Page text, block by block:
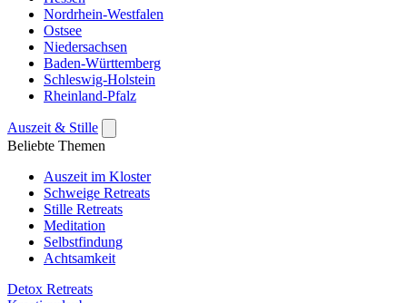
Nordrhein-Westfalen
Ostsee
Niedersachsen
Baden-Württemberg
Schleswig-Holstein
Rheinland-Pfalz
Auszeit & Stille
Beliebte Themen
Auszeit im Kloster
Schweige Retreats
Stille Retreats
Meditation
Selbstfindung
Achtsamkeit
Detox Retreats